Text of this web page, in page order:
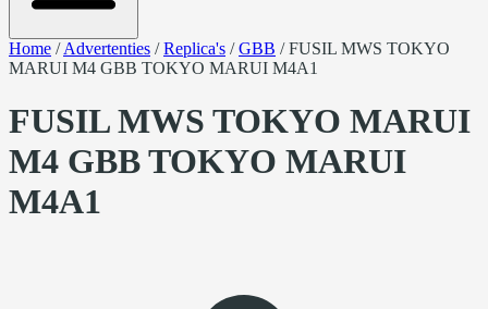
Home /Advertenties /Replica's /GBB /FUSIL MWS TOKYO
MARUI M4 GBB TOKYO MARUI M4A1
FUSIL MWS TOKYO MARUI
M4 GBB TOKYO MARUI
M4A1